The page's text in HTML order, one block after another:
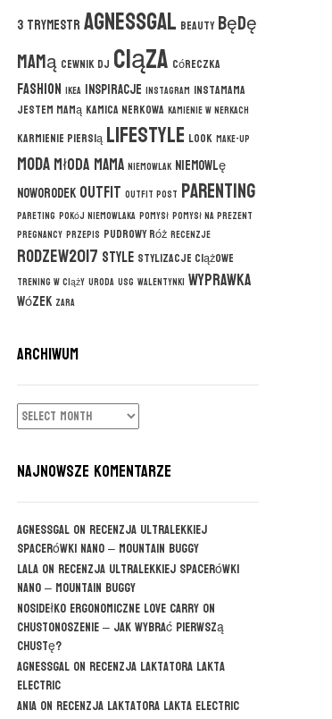
3 trymestragnessgal beauty będę
mamą cewnik DJ ciąza córeczka
fashion ikea inspiracje instagram instamama
jestem mamą kamica nerkowa kamienie w nerkach
karmienie piersią lifestyle look make-up
modamłoda mama niemowlak niemowlę
noworodek outfit outfit post parenting
pareting pokój niemowlaka pomysł pomysł na prezent
pregnancy przepis pudrowy róż recenzje
rodzew2017 style stylizacje ciążowe
trening w ciąży uroda usg walentynki wyprawka
wózek zara
ARCHIWUM
ARCHIWUM
NAJNOWSZE KOMENTARZE
agnessgalon Recenzja ultralekkiej
spacerówki Nano – Mountain Buggy
Lalaon Recenzja ultralekkiej spacerówki
Nano – Mountain Buggy
Nosidełko ergonomiczne Love Carryon
CHUSTONOSZENIE – jak wybrać pierwszą
chustę?
agnessgalon Recenzja laktatora Lakta
Electric
Aniaon Recenzja laktatora Lakta Electric